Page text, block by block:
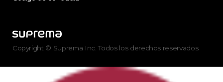
Copyright © Suprema Inc. Todos los derechos reservados.